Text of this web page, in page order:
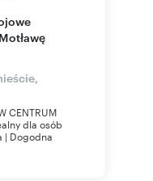
CENTRUM
dla osób
| Dogodna